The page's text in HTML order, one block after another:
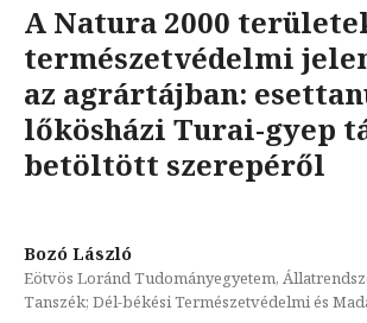
A Natura 2000
természetvédelmi
az agrártájban:
lőkösházi Turai-gyep
betöltött szerepéről
Bozó László
Eötvös Loránd Tudományegyetem,
Tanszék; Dél-békési Természetvédelmi és